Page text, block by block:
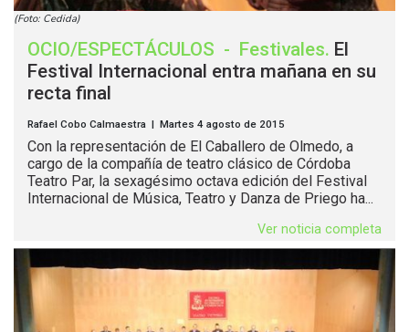
(Foto: Cedida)
OCIO/ESPECTÁCULOS - Festivales. El
Festival Internacional entra mañana en su
recta final
Rafael Cobo Calmaestra | Martes 4 agosto de 2015
Con la representación de El Caballero de Olmedo, a
cargo de la compañía de teatro clásico de Córdoba
Teatro Par, la sexagésimo octava edición del Festival
Internacional de Música, Teatro y Danza de Priego ha...
Ver noticia completa